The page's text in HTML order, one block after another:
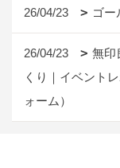
26/04/23 ゴー
26/04/23
無印
くり｜イベント
ォーム）